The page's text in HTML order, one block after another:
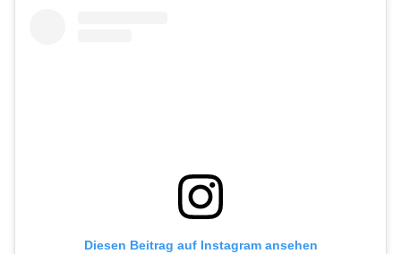
Diesen Beitrag auf Instagram ansehen